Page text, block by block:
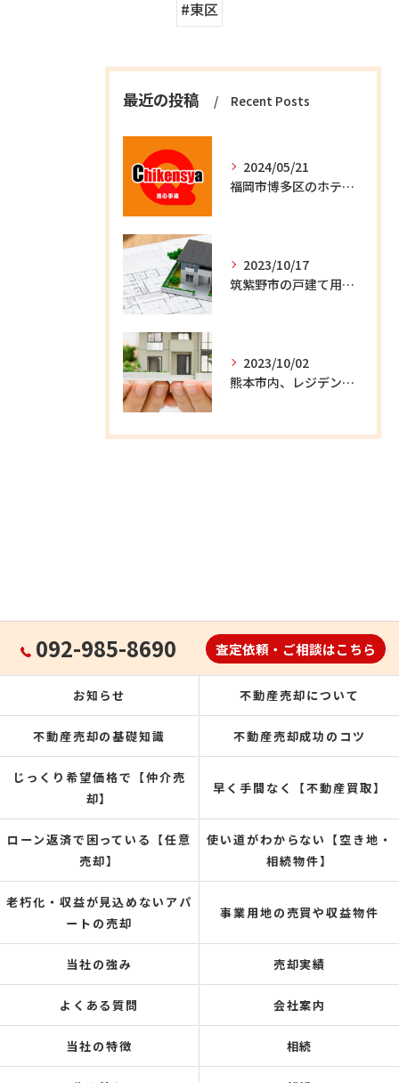
#東区
最近の投稿 Recent Posts
2024/05/21
福岡市博多区のホテル用地ご紹介します。
2023/10/17
筑紫野市の戸建て用地ご紹介します。
2023/10/02
熊本市内、レジデンスの新築収益物件ご紹介します。
092-985-8690 査定依頼・ご相談はこちら
お知らせ 不動産売却について
不動産売却の基礎知識 不動産売却成功のコツ
じっくり希望価格で【仲介売
却】
早く手間なく【不動産買取】
ローン返済で困っている【任意
売却】
使い道がわからない【空き地・
相続物件】
老朽化・収益が見込めないアパ
ートの売却
事業用地の売買や収益物件
当社の強み 売却実績
よくある質問 会社案内
当社の特徴 相続